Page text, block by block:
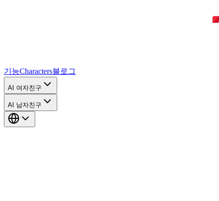
기능Characters블로그
AI 여자친구
AI 남자친구